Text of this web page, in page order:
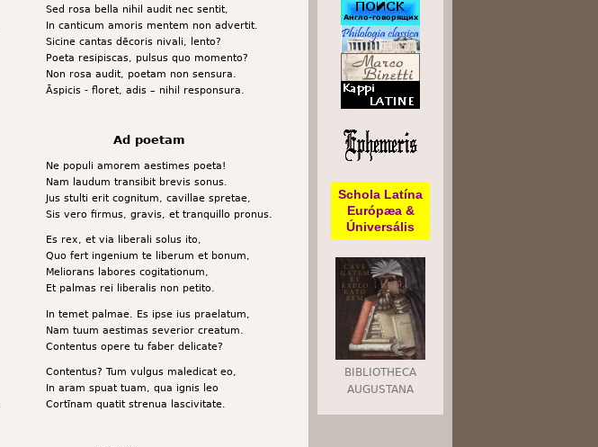
Sed rosa bella nihil audit nec sentit,
In canticum amoris mentem non advertit.
Sicine cantas dēcoris nivali, lento?
Poeta resipiscas, pulsus quo momento?
Non rosa audit, poetam non sensura.
Āspicis - floret, adis – nihil responsura.
Ad poetam
Ne populi amorem aestimes poeta!
Nam laudum transibit brevis sonus.
Jus stulti erit cognitum, cavillae spretae,
Sis vero firmus, gravis, et tranquillo pronus.
Es rex, et via liberali solus ito,
Quo fert ingenium te liberum et bonum,
Meliorans labores cogitationum,
Et palmas rei liberalis non petito.
In temet palmae. Es ipse ius praelatum,
Nam tuum aestimas severior creatum.
Contentus opere tu faber delicate?
Contentus? Tum vulgus maledicat eo,
In aram spuat tuam, qua ignis leo
Cortīnam quatit strenua lascivitate.
Schola Latína
Európæa &
Úniversális
BIBLIOTHECA
AUGUSTANA